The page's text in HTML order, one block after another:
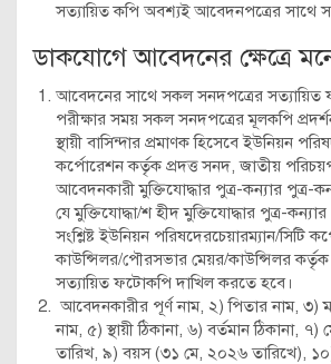
সত্যায়িত কপি অবশ্যই আবেদনপত্রের সাথে
ডাকযোগে আবেদনের ক্ষেত্রে
আবেদনের সাথে সকল সনদপত্রের
পরীক্ষার সময় সকল সনদপত্রের মূলকপি
স্থায়ী বাসিন্দার প্রমাণক হিসেবে ইউনিয়ন
কর্পোরেশন কর্তৃক প্রদত্ত সনদ, জাতীয়
আবেদনকারী মুক্তিযোদ্ধার পুত্র-কন্যার পুত্র-
যে মুক্তিযোদ্ধা/শ হীদ মুক্তিযোদ্ধার পুত্র-
সংশ্লিষ্ট ইউনিয়ন পরিষদেরচেয়ারম্যান/সিটি
কাউন্সিলর/পৌরসভার মেয়র/কাউন্সিলর কর্তৃক
সত্যায়িত ফটোকপি দাখিল করতে হবে।
আবেদনকারীর পূর্ণ নাম, ২) পিতার নাম, ৩)
নাম, ৫) স্থায়ী ঠিকানা, ৬) বর্তমান ঠিকানা,
তারিখ, ৯) বয়স (৩১ মে, ২০২৬ তারিখে),